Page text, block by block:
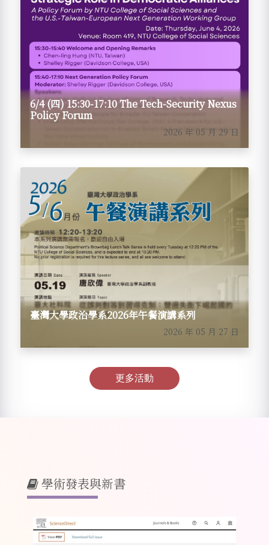
6/4 (四) 15:30-17:10 The Tech-Security Nexus
Policy Forum
2026 年 05 月 29 日
臺灣大學政治學系2026年午餐演講系列
2026 年 05 月 27 日
更多活動
學術發表與新書